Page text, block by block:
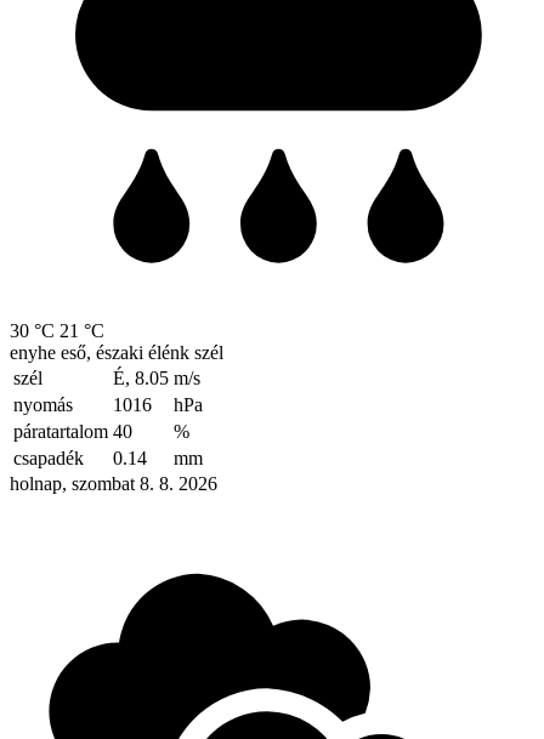
30 °C 21 °C
enyhe eső, északi élénk szél
szél
É, 8.05 m/s
nyomás
1016
hPa
páratartalom 40
%
csapadék
0.14
mm
holnap, szombat 8. 8. 2026